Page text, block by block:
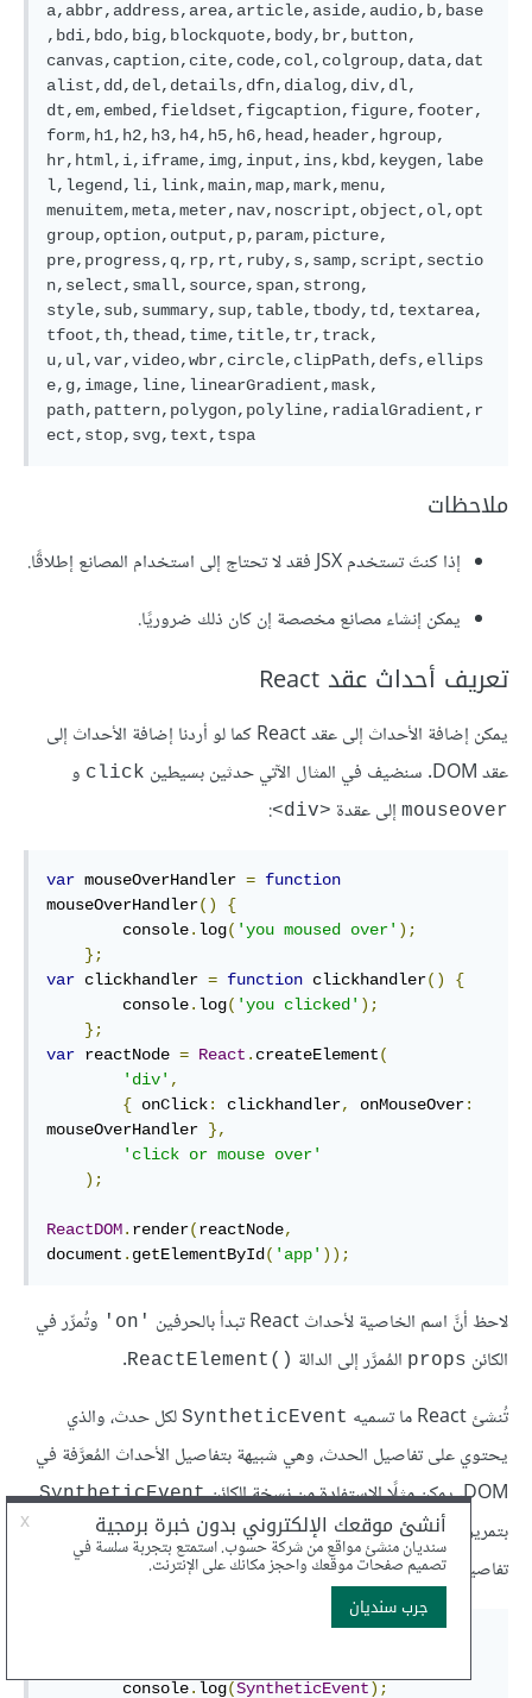
a,abbr,address,area,article,aside,audio,b,base
,bdi,bdo,big,blockquote,body,br,button,
canvas,caption,cite,code,col,colgroup,data,dat
alist,dd,del,details,dfn,dialog,div,dl,
dt,em,embed,fieldset,figcaption,figure,footer,
form,h1,h2,h3,h4,h5,h6,head,header,hgroup,
hr,html,i,iframe,img,input,ins,kbd,keygen,labe
l,legend,li,link,main,map,mark,menu,
menuitem,meta,meter,nav,noscript,object,ol,opt
group,option,output,p,param,picture,
pre,progress,q,rp,rt,ruby,s,samp,script,sectio
n,select,small,source,span,strong,
style,sub,summary,sup,table,tbody,td,textarea,
tfoot,th,thead,time,title,tr,track,
u,ul,var,video,wbr,circle,clipPath,defs,ellips
e,g,image,line,linearGradient,mask,
path,pattern,polygon,polyline,radialGradient,r
ملاحظات
إذا كنتَ تستخدم JSX فقد لا تحتاج إلى استخدام المصانع إطلاقًا.
يمكن إنشاء مصانع مخصصة إن كان ذلك ضروريًا.
تعريف أحداث عقد React
يمكن إضافة الأحداث إلى عقد React كما لو أردنا إضافة الأحداث إلى
عقد DOM. سنضيف في المثال الآتي حدثين بسيطين
click و
mouseover إلى عقدة <div>
:
var mouseOverHandler = function
mouseOverHandler()
{
        console
. log( 'you moused over' );
};
var clickhandler = function clickhandler()
{
        console
. log( 'you clicked' );
};
var reactNode = React . createElement(
'div' ,
{ onClick: clickhandler, onMouseOver:
mouseOverHandler },
'click or mouse over'
);
ReactDOM. render(reactNode,
document . getElementById( 'app' ));
لاحظ أنَّ اسم الخاصية لأحداث React تبدأ بالحرفين 'on'
وتُمرِّر في
الكائن props المُمرَّر إلى الدالة ReactElement()‎
.
تُنشئ React ما تسميه
SyntheticEvent لكل حدث، والذي
يحتوي على تفاصيل الحدث، وهي شبيهة بتفاصيل الأحداث المُعرَّفة في
DOM. يمكن مثلًا الاستفادة من نسخة الكائن
SyntheticEvent
بتمريره إلى معالجات الأحداث، وسأفعل ذلك في المثال الآتي لتسجيل
تفاصيل الحدث SyntheticEvent
.
        console
. log(SyntheticEvent);